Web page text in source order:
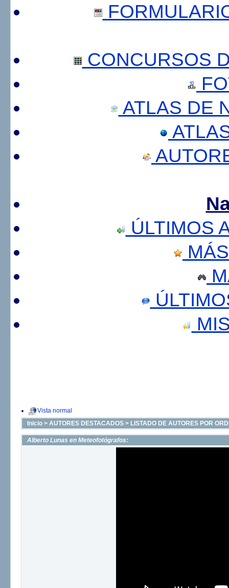
CONCURSOS
ATLAS DE
ÚLTIMOS
Vista normal
Inicio > AUTORES DESTACADOS > LISTADO DE AUTORES POR
Alberto Lunas en Meteofotógrafos: